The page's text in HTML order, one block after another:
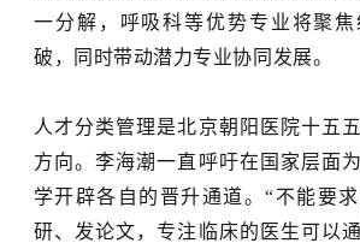
一分解，呼吸科等优势专业将聚
破，同时带动潜力专业协同发展。
人才分类管理是北京朝阳医院十五
方向。李海潮一直呼吁在国家层面
学开辟各自的晋升通道。“不能要
研、发论文，专注临床的医生可以